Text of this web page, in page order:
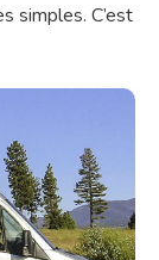
simples. C’est